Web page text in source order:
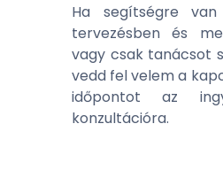
Ha segítségre
tervezésben és
vagy csak tanácsot
vedd fel velem a
időpontot az
konzultációra.